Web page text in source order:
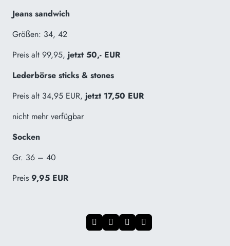
Jeans sandwich
Größen: 34, 42
Preis alt 99,95, jetzt 50,- EUR
Lederbörse sticks & stones
Preis alt 34,95 EUR, jetzt 17,50 EUR
nicht mehr verfügbar
Socken
Gr. 36 – 40
Preis 9,95 EUR